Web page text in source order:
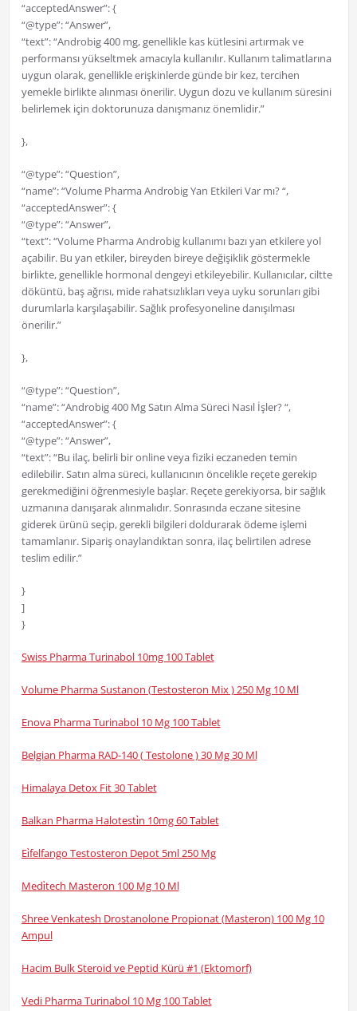
“acceptedAnswer”: {
“@type”: “Answer”,
“text”: “Androbig 400 mg, genellikle kas kütlesini artırmak ve
performansı yükseltmek amacıyla kullanılır. Kullanım talimatlarına
uygun olarak, genellikle erişkinlerde günde bir kez, tercihen
yemekle birlikte alınması önerilir. Uygun dozu ve kullanım süresini
belirlemek için doktorunuza danışmanız önemlidir.”
},
“@type”: “Question”,
“name”: “Volume Pharma Androbig Yan Etkileri Var mı? “,
“acceptedAnswer”: {
“@type”: “Answer”,
“text”: “Volume Pharma Androbig kullanımı bazı yan etkilere yol
açabilir. Bu yan etkiler, bireyden bireye değişiklik göstermekle
birlikte, genellikle hormonal dengeyi etkileyebilir. Kullanıcılar, ciltte
döküntü, baş ağrısı, mide rahatsızlıkları veya uyku sorunları gibi
durumlarla karşılaşabilir. Sağlık profesyoneline danışılması
önerilir.”
},
“@type”: “Question”,
“name”: “Androbig 400 Mg Satın Alma Süreci Nasıl İşler? “,
“acceptedAnswer”: {
“@type”: “Answer”,
“text”: “Bu ilaç, belirli bir online veya fiziki eczaneden temin
edilebilir. Satın alma süreci, kullanıcının öncelikle reçete gerekip
gerekmediğini öğrenmesiyle başlar. Reçete gerekiyorsa, bir sağlık
uzmanına danışarak alınmalıdır. Sonrasında eczane sitesine
giderek ürünü seçip, gerekli bilgileri doldurarak ödeme işlemi
tamamlanır. Sipariş onaylandıktan sonra, ilaç belirtilen adrese
teslim edilir.”
}
]
}
Swiss Pharma Turinabol 10mg 100 Tablet
Volume Pharma Sustanon (Testosteron Mix ) 250 Mg 10 Ml
Enova Pharma Turinabol 10 Mg 100 Tablet
Belgian Pharma RAD-140 ( Testolone ) 30 Mg 30 Ml
Himalaya Detox Fit 30 Tablet
Balkan Pharma Halotesti̇n 10mg 60 Tablet
Ei̇felfango Testosteron Depot 5ml 250 Mg
Medi̇tech Masteron 100 Mg 10 Ml
Shree Venkatesh Drostanolone Propionat (Masteron) 100 Mg 10
Ampul
Hacim Bulk Steroid ve Peptid Kürü #1 (Ektomorf)
Vedi Pharma Turinabol 10 Mg 100 Tablet